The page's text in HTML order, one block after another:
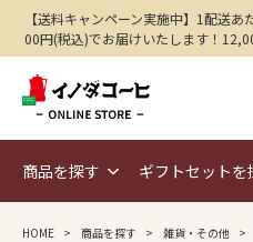
【送料キャンペーン実施中】1配送
00円(税込)でお届けいたします！
商品を探す ギフトセットを
HOME 商品を探す 雑貨・その他